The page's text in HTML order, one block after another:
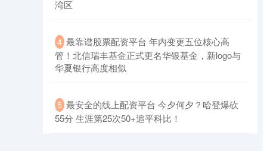
创业板指 3563.12 +47.56 +1.35%
湾区
4 ​最靠谱股票配资平台 年内变更五位核心高
管！北信瑞丰基金正式更名华银基金，新logo与
华夏银行高度相似
5 ​最安全的线上配资平台 今夕何夕？哈登爆砍
55分 生涯第25次50+追平科比！